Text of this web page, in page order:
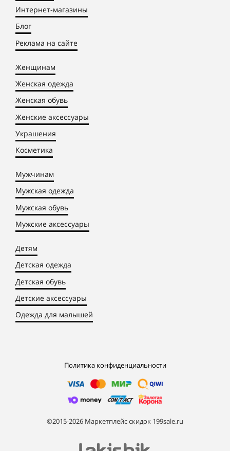
Интернет-магазины
Блог
Реклама на сайте
Женщинам
Женская одежда
Женская обувь
Женские аксессуары
Украшения
Косметика
Мужчинам
Мужская одежда
Мужская обувь
Мужские аксессуары
Детям
Детская одежда
Детская обувь
Детские аксессуары
Одежда для малышей
Политика конфиденциальности
©2015-2026 Маркетплейс скидок 199sale.ru